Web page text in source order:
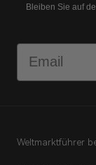
Bleiben Sie auf
Email
Weltmarktführer